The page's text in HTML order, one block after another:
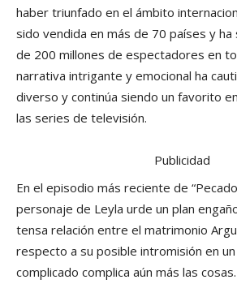
haber triunfado en el ámbito
sido vendida en más de 70 países y
de 200 millones de espectadores en
narrativa intrigante y emocional ha
diverso y continúa siendo un favorito
las series de televisión.
Publicidad
En el episodio más reciente de
personaje de Leyla urde un plan
tensa relación entre el matrimonio
respecto a su posible intromisión en
complicado complica aún más las